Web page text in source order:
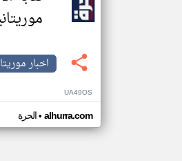
اخبار
UA49OS
الحرة• alhurra.com